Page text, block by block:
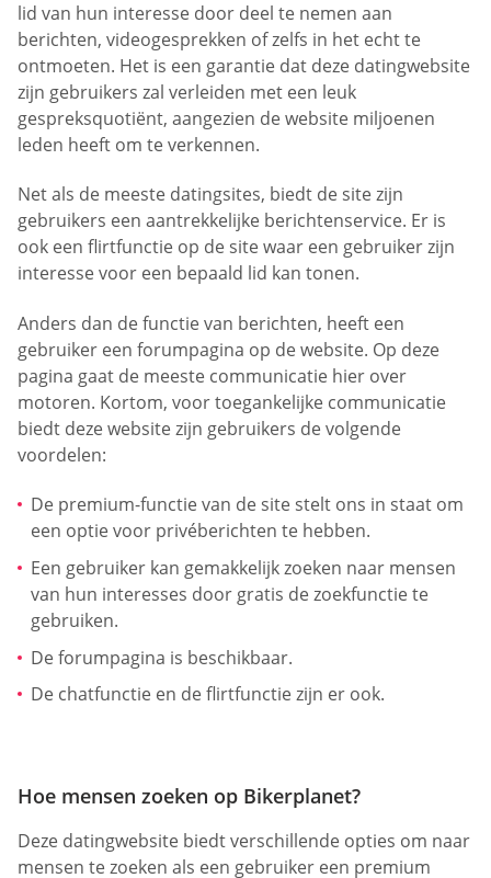
lid van hun interesse door deel te nemen aan
berichten, videogesprekken of zelfs in het echt te
ontmoeten. Het is een garantie dat deze datingwebsite
zijn gebruikers zal verleiden met een leuk
gespreksquotiënt, aangezien de website miljoenen
leden heeft om te verkennen.
Net als de meeste datingsites, biedt de site zijn
gebruikers een aantrekkelijke berichtenservice. Er is
ook een flirtfunctie op de site waar een gebruiker zijn
interesse voor een bepaald lid kan tonen.
Anders dan de functie van berichten, heeft een
gebruiker een forumpagina op de website. Op deze
pagina gaat de meeste communicatie hier over
motoren. Kortom, voor toegankelijke communicatie
biedt deze website zijn gebruikers de volgende
voordelen:
De premium-functie van de site stelt ons in staat om
een optie voor privéberichten te hebben.
Een gebruiker kan gemakkelijk zoeken naar mensen
van hun interesses door gratis de zoekfunctie te
gebruiken.
De forumpagina is beschikbaar.
De chatfunctie en de flirtfunctie zijn er ook.
Hoe mensen zoeken op Bikerplanet?
Deze datingwebsite biedt verschillende opties om naar
mensen te zoeken als een gebruiker een premium